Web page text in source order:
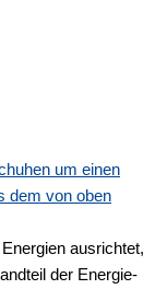
ausrichtet,
der Energie-